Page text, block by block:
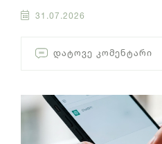
31.07.2026
ᲓᲐᲢᲝᲕᲔ ᲙᲝᲛᲔᲜᲢᲐᲠᲘ